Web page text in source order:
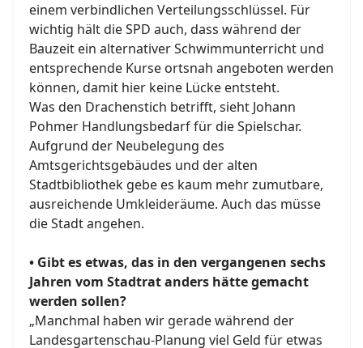
einem verbindlichen Verteilungsschlüssel. Für
wichtig hält die SPD auch, dass während der
Bauzeit ein alternativer Schwimmunterricht und
entsprechende Kurse ortsnah angeboten werden
können, damit hier keine Lücke entsteht.
Was den Drachenstich betrifft, sieht Johann
Pohmer Handlungsbedarf für die Spielschar.
Aufgrund der Neubelegung des
Amtsgerichtsgebäudes und der alten
Stadtbibliothek gebe es kaum mehr zumutbare,
ausreichende Umkleideräume. Auch das müsse
die Stadt angehen.
• Gibt es etwas, das in den vergangenen sechs
Jahren vom Stadtrat anders hätte gemacht
werden sollen?
„Manchmal haben wir gerade während der
Landesgartenschau-Planung viel Geld für etwas